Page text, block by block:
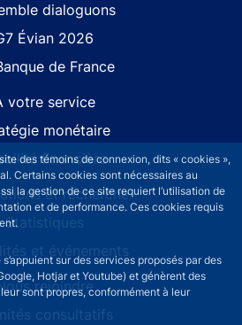
des témoins de connexion, dits « cookies »,
Certains cookies sont nécessaires au
la gestion de ce site requiert l’utilisation de
et de performance. Ces cookies requis
sur des services proposés par des
Hotjar et Youtube) et génèrent des
sont propres, conformément à leur
dialoguons
Évian 2026
de France
votre service
monétaire
financière
et recherche
Statistiques
et événements
rejoindre
consultatifs